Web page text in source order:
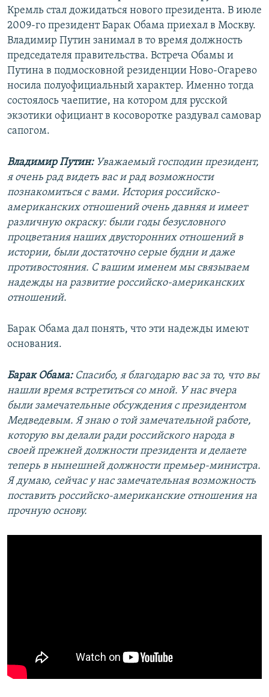
Кремль стал дожидаться нового президента. В июле
2009-го президент Барак Обама приехал в Москву.
Владимир Путин занимал в то время должность
председателя правительства. Встреча Обамы и
Путина в подмосковной резиденции Ново-Огарево
носила полуофициальный характер. Именно тогда
состоялось чаепитие, на котором для русской
экзотики официант в косоворотке раздувал самовар
сапогом.
Владимир Путин:Уважаемый господин президент,
я очень рад видеть вас и рад возможности
познакомиться с вами. История российско-
американских отношений очень давняя и имеет
различную окраску: были годы безусловного
процветания наших двусторонних отношений в
истории, были достаточно серые будни и даже
противостояния. С вашим именем мы связываем
надежды на развитие российско-американских
отношений.
Барак Обама дал понять, что эти надежды имеют
основания.
Барак Обама:Спасибо, я благодарю вас за то, что вы
нашли время встретиться со мной. У нас вчера
были замечательные обсуждения с президентом
Медведевым. Я знаю о той замечательной работе,
которую вы делали ради российского народа в
своей прежней должности президента и делаете
теперь в нынешней должности премьер-министра.
Я думаю, сейчас у нас замечательная возможность
поставить российско-американские отношения на
прочную основу.